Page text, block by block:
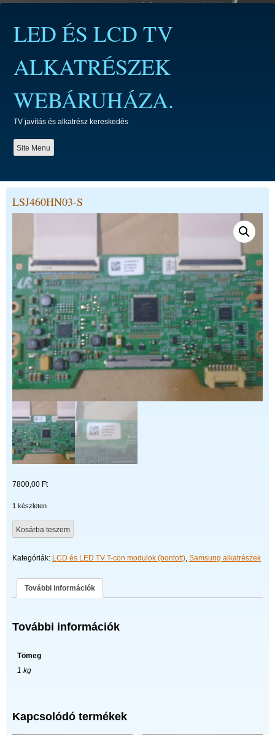
contentLED ÉS LCD TV
ALKATRÉSZEK
WEBÁRUHÁZA.
TV javítás és alkatrész kereskedés
Site Menu
LSJ460HN03-S
7800,00 Ft
1 készleten
LSJ460HN03-
S
Kosárba teszem
Kategóriák: LCD és LED TV T-con modulok (bontott), Samsung alkatrészek
További információk
További információk
Tömeg
1 kg
Kapcsolódó termékek